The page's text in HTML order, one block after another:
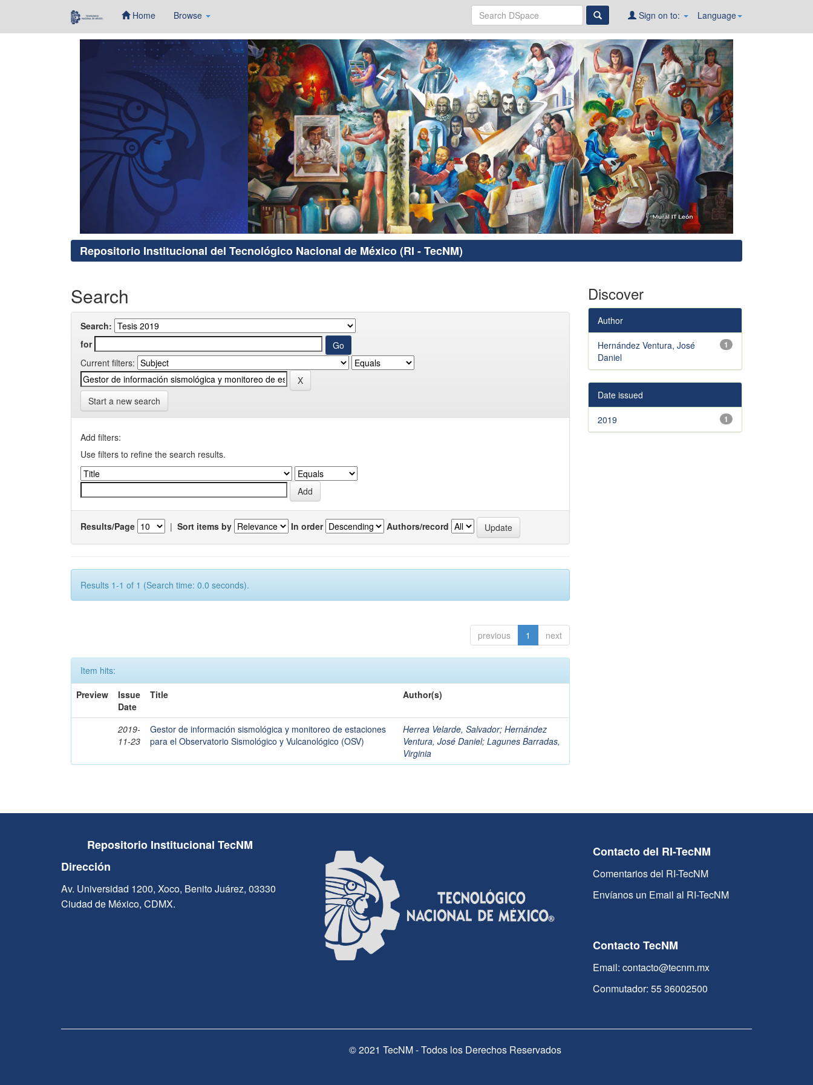
Home Browse Language
Sign on to:
Repositorio Institucional del Tecnológico Nacional de México (RI - TecNM)
Search
Search:
for
Current filters:
Start a new search
Add filters:
Use filters to refine the search results.
Results/Page | Sort items by In order Authors/record
Results 1-1 of 1 (Search time: 0.0 seconds).
previous 1 next
Item hits:
Preview
Issue
Date
Title Author(s)
2019-
11-23
Gestor de información sismológica y monitoreo de estaciones
para el Observatorio Sismológico y Vulcanológico (OSV)
Herrea Velarde, Salvador; Hernández
Ventura, José Daniel; Lagunes Barradas,
Virginia
Discover
Author
1
Hernández Ventura, José
Daniel
Date issued
1
2019
Repositorio Institucional TecNM
Dirección
Av. Universidad 1200, Xoco, Benito Juárez, 03330
Ciudad de México, CDMX.
Contacto del RI-TecNM
Comentarios del RI-TecNM
Envíanos un Email al RI-TecNM
Contacto TecNM
Email: contacto@tecnm.mx
Conmutador: 55 36002500
© 2021 TecNM - Todos los Derechos Reservados